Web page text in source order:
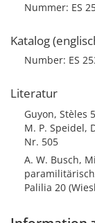
Nummer: ES
Katalog
Number: ES
Literatur
Guyon, Stèles 5
M. P. Speidel,
Nr. 505
A. W. Busch,
Palilia 20